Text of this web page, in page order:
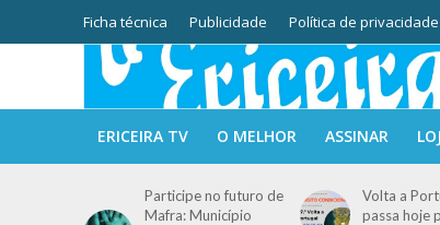
Ficha técnica Publicidade Política de privacidade
ERICEIRA TV O MELHOR ASSINAR
Participe no futuro de
Mafra: Município
Volta a
passa hoje